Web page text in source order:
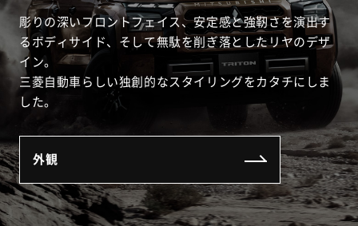
彫りの深いフロントフェイス、安定感と強靭さを演出す
るボディサイド、そして無駄を削ぎ落としたリヤのデザ
イン。
三菱自動車らしい独創的なスタイリングをカタチにしま
した。
外観